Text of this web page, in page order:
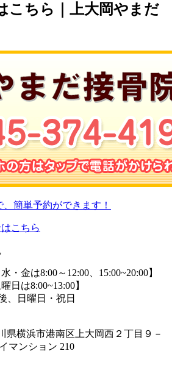
こちら｜上大岡やまだ
こちら
、日曜日・祝日
県横浜市港南区上大岡西２丁目９－
マンション 210